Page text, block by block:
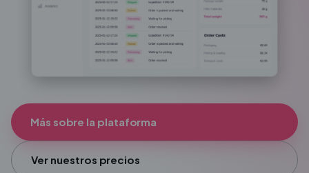
Más sobre la plataforma
Ver nuestros precios